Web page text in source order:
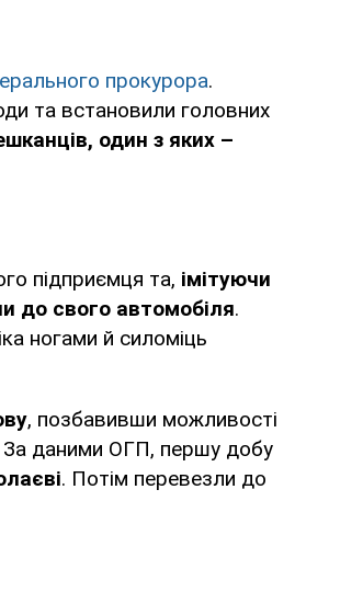
прокурора.
та встановили головних
один з яких –
підприємця та, імітуючи
до свого автомобіля.
ногами й силоміць
, позбавивши можливості
За даними ОГП, першу добу
. Потім перевезли до